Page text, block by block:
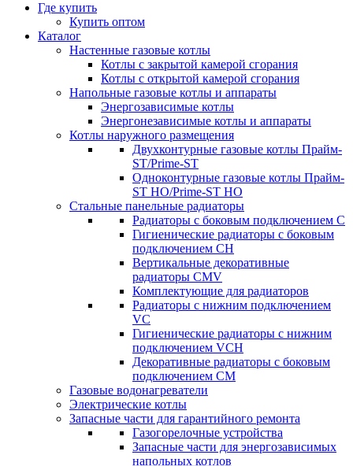
Где купить
Купить оптом
Каталог
Настенные газовые котлы
Котлы с закрытой камерой сгорания
Котлы с открытой камерой сгорания
Напольные газовые котлы и аппараты
Энергозависимые котлы
Энергонезависимые котлы и аппараты
Котлы наружного размещения
Двухконтурные газовые котлы Прайм-
ST/Prime-ST
Одноконтурные газовые котлы Прайм-
ST HO/Prime-ST HO
Стальные панельные радиаторы
Радиаторы c боковым подключением C
Гигиенические радиаторы c боковым
подключением CH
Вертикальные декоративные
радиаторы CMV
Комплектующие для радиаторов
Радиаторы c нижним подключением
VC
Гигиенические радиаторы c нижним
подключением VCH
Декоративные радиаторы с боковым
подключением CM
Газовые водонагреватели
Электрические котлы
Запасные части для гарантийного ремонта
Газогорелочные устройства
Запасные части для энергозависимых
напольных котлов